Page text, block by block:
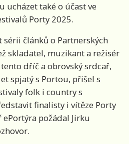
ucházet také o účast ve
Porty 2025.
sérii článků o Partnerských
skladatel, muzikant a režisér
dříč a obrovský srdcař,
spjatý s Portou, přišel s
folk i country s
finalisty i vítěze Porty
ePortýra požádal Jirku